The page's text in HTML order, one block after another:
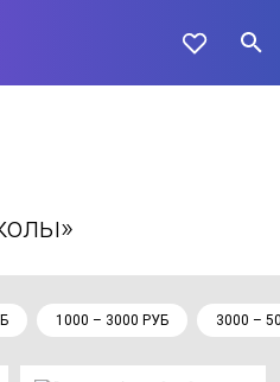
1000 – 3000 РУБ 3000 –